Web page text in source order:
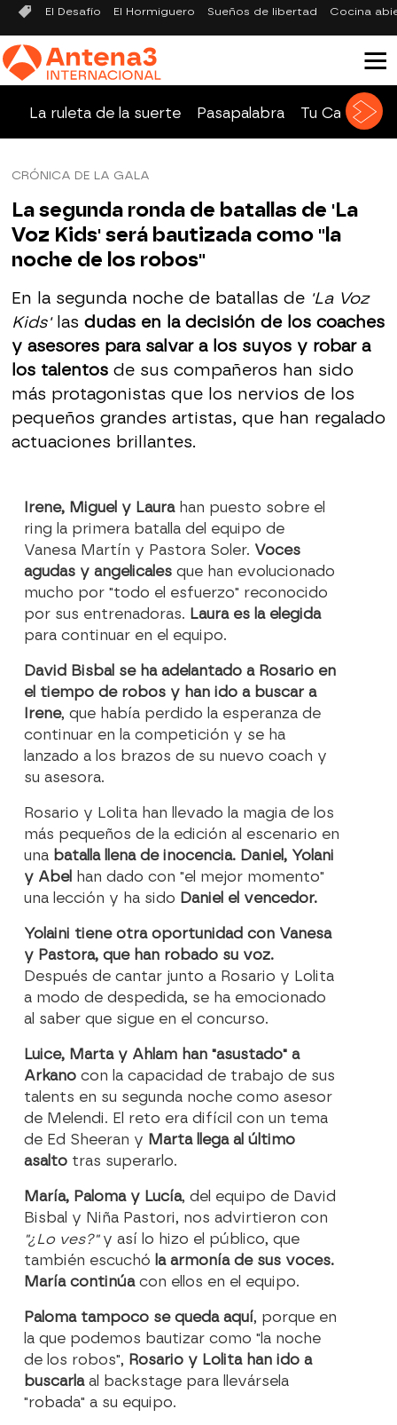
El Desafío El Hormiguero Sueños de libertad Cocina
La ruleta de la suerte Pasapalabra Tu Cara Me
CRÓNICA DE LA GALA
La segunda ronda de batallas de 'La
Voz Kids' será bautizada como "la
noche de los robos"
En la segunda noche de batallas de'La Voz
Kids' las dudas en la decisión de los coaches
y asesores para salvar a los suyos y robar a
los talentosde sus compañeros han sido
más protagonistas que los nervios de los
pequeños grandes artistas, que han regalado
actuaciones brillantes.
Irene, Miguel y Laurahan puesto sobre el
ring la primera batalla del equipo de
Vanesa Martín y Pastora Soler. Voces
agudas y angelicales que han evolucionado
mucho por "todo el esfuerzo" reconocido
por sus entrenadoras. Laura es la elegida
para continuar en el equipo.
David Bisbal se ha adelantado a Rosario en
el tiempo de robos y han ido a buscar a
Irene, que había perdido la esperanza de
continuar en la competición y se ha
lanzado a los brazos de su nuevo coach y
su asesora.
Rosario y Lolita han llevado la magia de los
más pequeños de la edición al escenario en
una batalla llena de inocencia. Daniel, Yolani
y Abel han dado con "el mejor momento"
una lección y ha sido Daniel el vencedor.
Yolaini tiene otra oportunidad con Vanesa
y Pastora, que han robado su voz.
Después de cantar junto a Rosario y Lolita
a modo de despedida, se ha emocionado
al saber que sigue en el concurso.
Luice, Marta y Ahlam han "asustado" a
Arkanocon la capacidad de trabajo de sus
talents en su segunda noche como asesor
de Melendi. El reto era difícil con un tema
de Ed Sheeran y Marta llega al último
asalto tras superarlo.
María, Paloma y Lucía, del equipo de David
Bisbal y Niña Pastori, nos advirtieron con
"¿Lo ves?"y así lo hizo el público, que
también escuchó la armonía de sus voces.
María continúacon ellos en el equipo.
Paloma tampoco se queda aquí, porque en
la que podemos bautizar como "la noche
de los robos", Rosario y Lolita han ido a
buscarlaal backstage para llevársela
"robada" a su equipo.